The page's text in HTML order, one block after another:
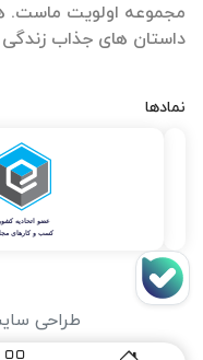
مجموعه اولویت ماست.
داستان های جذاب
نمادها
طراحی